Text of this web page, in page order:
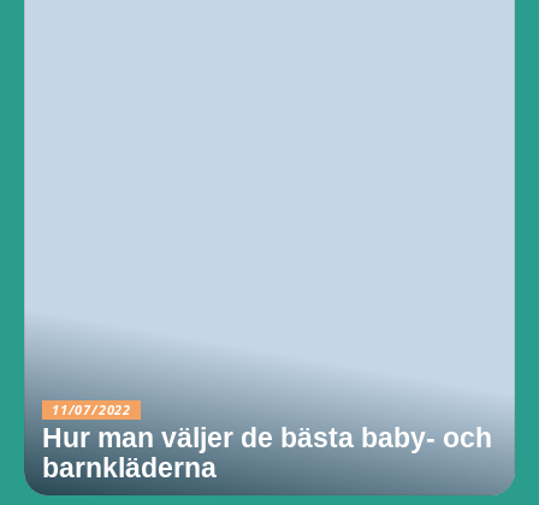
11/07/2022
Hur man väljer de bästa baby- och
barnkläderna